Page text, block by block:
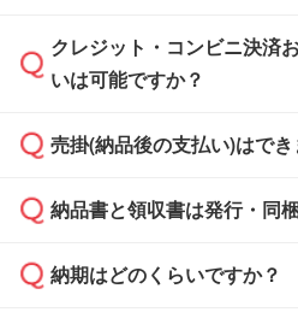
通常、翌営業日までにお
雑状況によっては、お時間
依頼いただいた場合は、翌
クレジット・コンビニ決済
いは可能ですか？
銀行振込のみのご対応とな
売掛(納品後の支払い)はでき
基本的には先入金をお願い
どの場合は、月末締め翌月
納品書と領収書は発行・同
納品書・領収書は ご依頼を
納期はどのくらいですか？